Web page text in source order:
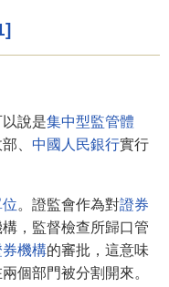
說是集中型監管體
、 中國人民銀行實行
。證監會作為對證券
，監督檢查所歸口管
券機構的審批，這意味
個部門被分割開來。